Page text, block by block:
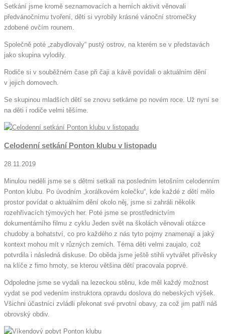
Setkání jsme kromě seznamovacích a herních aktivit věnovali
předvánočnímu tvoření, děti si vyrobily krásné vánoční stromečky
zdobené ovčím rounem.
Společně poté „zabydlovaly“ pustý ostrov, na kterém se v představách
jako skupina vylodily.
Rodiče si v souběžném čase při čaji a kávě povídali o aktuálním dění
v jejich domovech.
Se skupinou mladších dětí se znovu setkáme po novém roce. Už nyní se
na děti i rodiče velmi těšíme.
Celodenní setkání Ponton klubu v listopadu
28.11.2019
Minulou neděli jsme se s dětmi setkali na posledním letošním celodenním
Ponton klubu. Po úvodním „korálkovém kolečku“, kde každé z dětí mělo
prostor povídat o aktuálním dění okolo něj, jsme si zahráli několik
rozehřívacích týmových her. Poté jsme se prostřednictvím
dokumentárního filmu z cyklu Jeden svět na školách věnovali otázce
chudoby a bohatství, co pro každého z nás tyto pojmy znamenají a jaký
kontext mohou mít v různých zemích. Téma děti velmi zaujalo, což
potvrdila i následná diskuse. Do oběda jsme ještě stihli vytvářet přívěsky
na klíče z fimo hmoty, se kterou většina dětí pracovala poprvé.
Odpoledne jsme se vydali na lezeckou stěnu, kde měl každý možnost
vydat se pod vedením instruktora opravdu doslova do nebeských výšek.
Všichni účastníci zvládli překonat své prvotní obavy, za což jim patří náš
obrovský obdiv.